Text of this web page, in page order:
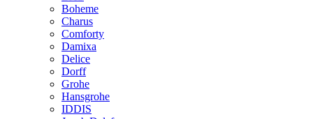
Boheme
Charus
Comforty
Damixa
Delice
Dorff
Grohe
Hansgrohe
IDDIS